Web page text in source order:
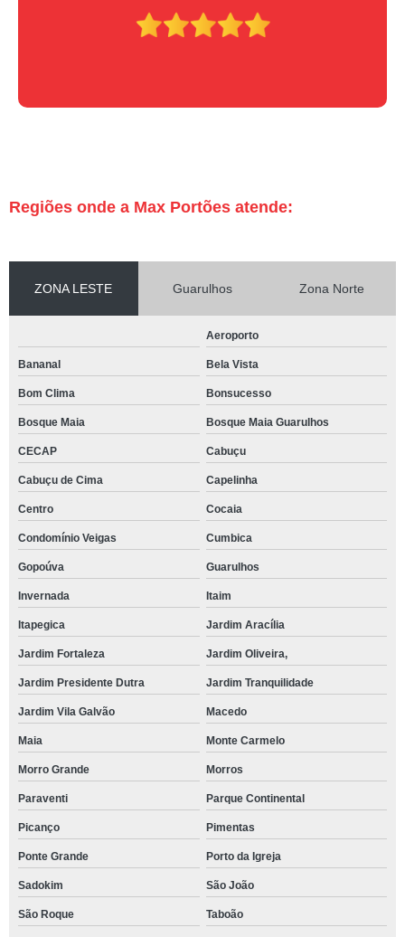
Regiões onde a Max Portões atende:
ZONA LESTE Guarulhos Zona Norte
Aeroporto
Bananal Bela Vista
Bom Clima Bonsucesso
Bosque Maia Bosque Maia Guarulhos
CECAP Cabuçu
Cabuçu de Cima Capelinha
Centro Cocaia
Condomínio Veigas Cumbica
Gopoúva Guarulhos
Invernada Itaim
Itapegica Jardim Aracília
Jardim Fortaleza Jardim Oliveira,
Jardim Presidente Dutra Jardim Tranquilidade
Jardim Vila Galvão Macedo
Maia Monte Carmelo
Morro Grande Morros
Paraventi Parque Continental
Picanço Pimentas
Ponte Grande Porto da Igreja
Sadokim São João
São Roque Taboão